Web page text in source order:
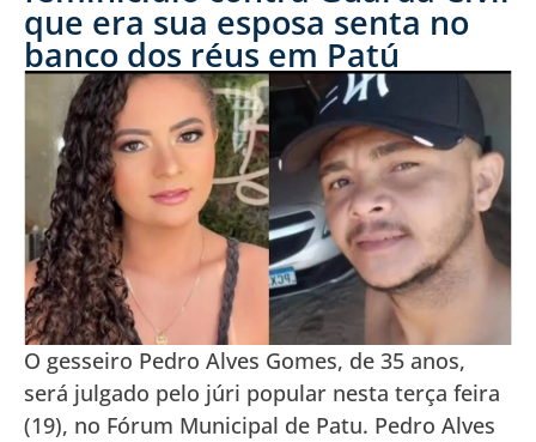
que era sua esposa senta no
banco dos réus em Patú
O gesseiro Pedro Alves Gomes, de 35 anos,
será julgado pelo júri popular nesta terça feira
(19), no Fórum Municipal de Patu. Pedro Alves